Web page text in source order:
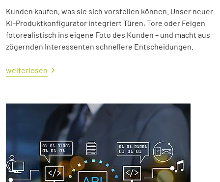
Kunden kaufen, was sie sich vorstellen können. Unser neuer
KI-Produktkonfigurator integriert Türen, Tore oder Felgen
fotorealistisch ins eigene Foto des Kunden – und macht aus
zögernden Interessenten schnellere Entscheidungen.
weiterlesen